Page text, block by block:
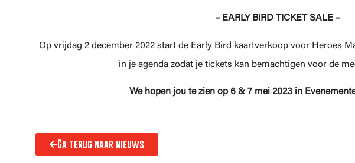
– EARLY BIRD TICKET SALE –
Op vrijdag 2 december 2022 start de Early Bird kaartverkoop voor Heroes
in je agenda zodat je tickets kan bemachtigen voor de
We hopen jou te zien op 6 & 7 mei 2023 in
Ga terug naar nieuws